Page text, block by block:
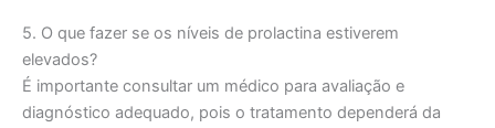
5. O que fazer se os níveis de prolactina estiverem
elevados?
É importante consultar um médico para avaliação e
diagnóstico adequado, pois o tratamento dependerá da